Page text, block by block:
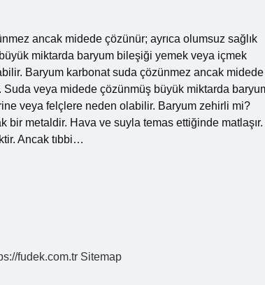
ancak midede çözünür; ayrıca olumsuz sağlık
miktarda baryum bileşiği yemek veya içmek
Baryum karbonat suda çözünmez ancak midede
veya midede çözünmüş büyük miktarda
veya felçlere neden olabilir. Baryum zehirli mi?
bir metaldir. Hava ve suyla temas ettiğinde matlaşır.
Ancak tıbbi…
fudek.com.tr Sitemap